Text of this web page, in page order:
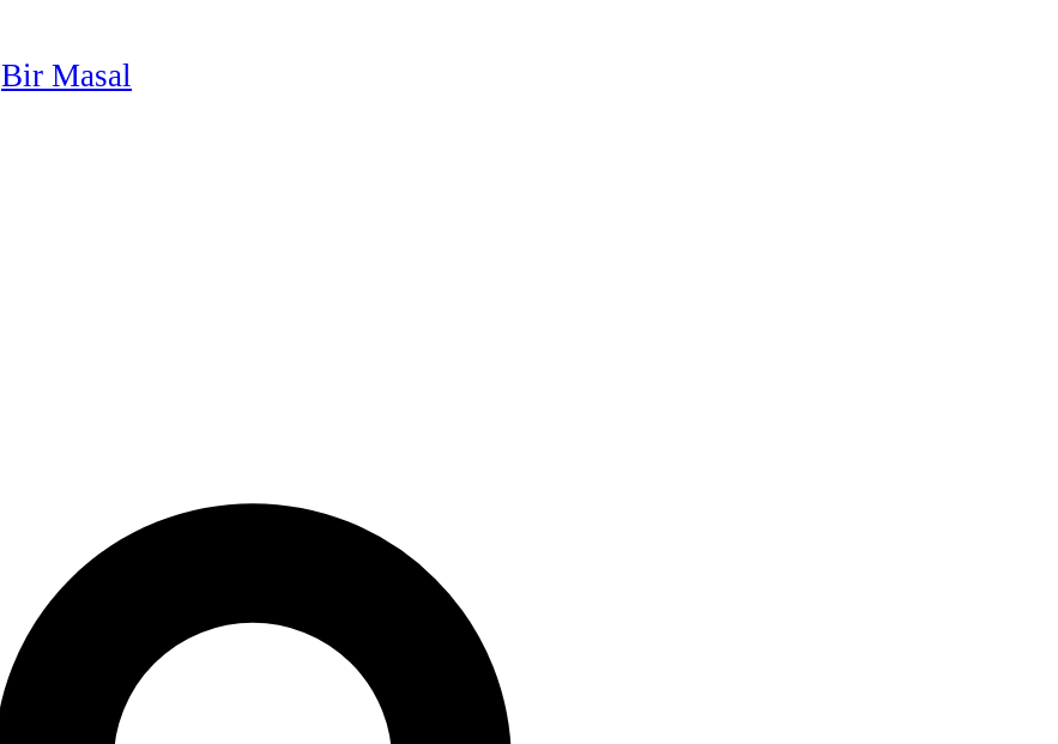
Bir Masal